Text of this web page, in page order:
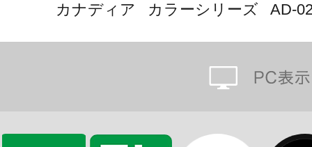
カナディア カラーシリーズ AD-